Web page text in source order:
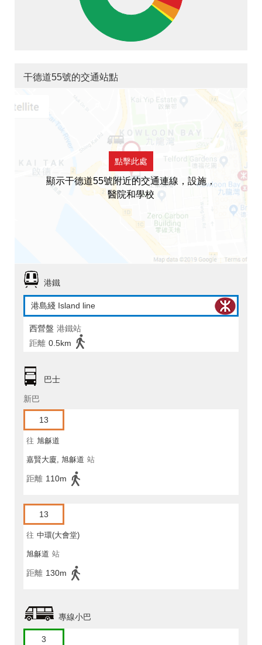
干德道55號的交通站點
點擊此處
顯示干德道55號附近的交通連線，設施，
醫院和學校
港鐵
港島綫 Island line
西營盤 港鐵站
距離 0.5km
巴士
新巴
13
往 旭龢道
嘉賢大廈, 旭龢道 站
距離 110m
13
往 中環(大會堂)
旭龢道 站
距離 130m
專線小巴
3